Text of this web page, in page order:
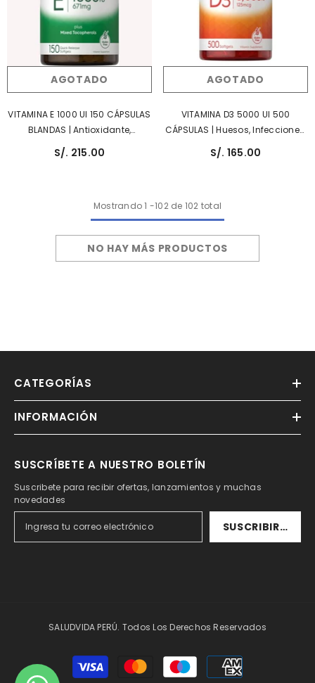
AGOTADO
VITAMINA E 1000 UI 150 CÁPSULAS
BLANDAS | Antioxidante,
Colesterol, Cicatrización, Ojos.
S/. 215.00
AGOTADO
VITAMINA D3 5000 UI 500
CÁPSULAS | Huesos, Infecciones,
Presión Arterial, Estado De
Ánimo, Diabetes.
S/. 165.00
Mostrando 1 -102de 102 total
NO HAY MÁS PRODUCTOS
CATEGORÍAS
INFORMACIÓN
SUSCRÍBETE A NUESTRO BOLETÍN
Suscribete para recibir ofertas, lanzamientos y muchas
novedades
SUSCRIBIRSE
SALUDVIDA PERÚ. Todos Los Derechos Reservados
Formas
de